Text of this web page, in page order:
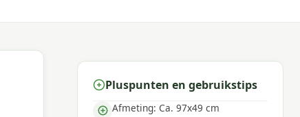
Pluspunten en gebruikstips
Afmeting: Ca. 97x49 cm